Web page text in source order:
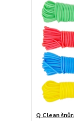
Q Clean